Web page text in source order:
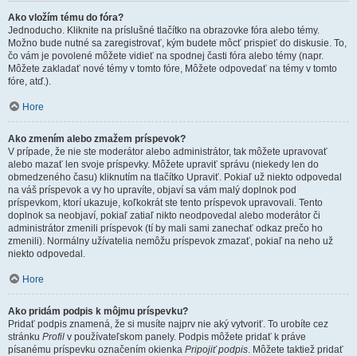
Ako vložím tému do fóra?
Jednoducho. Kliknite na príslušné tlačítko na obrazovke fóra alebo témy.
Možno bude nutné sa zaregistrovať, kým budete môcť prispieť do diskusie. To,
čo vám je povolené môžete vidieť na spodnej časti fóra alebo témy (napr.
Môžete zakladať nové témy v tomto fóre, Môžete odpovedať na témy v tomto
fóre, atď.).
Hore
Ako zmením alebo zmažem príspevok?
V prípade, že nie ste moderátor alebo administrátor, tak môžete upravovať
alebo mazať len svoje príspevky. Môžete upraviť správu (niekedy len do
obmedzeného času) kliknutím na tlačítko Upraviť. Pokiaľ už niekto odpovedal
na váš príspevok a vy ho upravíte, objaví sa vám malý doplnok pod
príspevkom, ktorí ukazuje, koľkokrát ste tento príspevok upravovali. Tento
doplnok sa neobjaví, pokiaľ zatiaľ nikto neodpovedal alebo moderátor či
administrátor zmenili príspevok (tí by mali sami zanechať odkaz prečo ho
zmenili). Normálny užívatelia nemôžu príspevok zmazať, pokiaľ na neho už
niekto odpovedal.
Hore
Ako pridám podpis k môjmu príspevku?
Pridať podpis znamená, že si musíte najprv nie aký vytvoriť. To urobíte cez
stránku Profil v používateľskom panely. Podpis môžete pridať k práve
písanému príspevku označením okienka Pripojiť podpis. Môžete taktiež pridať